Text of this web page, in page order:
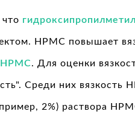
HPMC повышает
. Для оценки
Среди них вязкость
2%) раствора